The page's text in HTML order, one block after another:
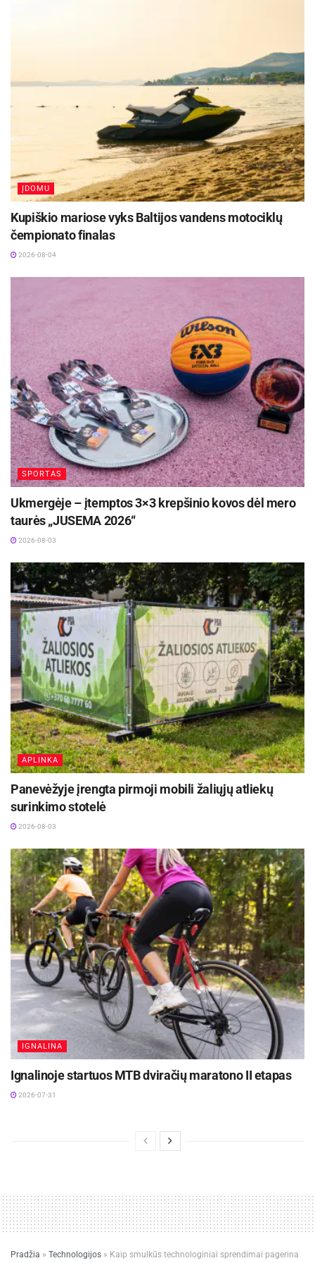
Papildoma informacija teikiama Socialinių reikalų
skyriuje, Laisvės a. 20 arba telefonais (0 45) 501 249,
Šaltinis: Panevėžio miesto savivaldybė
Žymos: Panevėžio miesto savivaldybė
ĮDOMU
Kupiškio mariose vyks Baltijos vandens motociklų
čempionato finalas
2026-08-04
SPORTAS
Ukmergėje – įtemptos 3×3 krepšinio kovos dėl mero
taurės „JUSEMA 2026“
2026-08-03
APLINKA
Panevėžyje įrengta pirmoji mobili žaliųjų atliekų
surinkimo stotelė
2026-08-03
IGNALINA
Ignalinoje startuos MTB dviračių maratono II etapas
2026-07-31
Pradžia » Technologijos » Kaip smulkūs technologiniai sprendimai pagerina